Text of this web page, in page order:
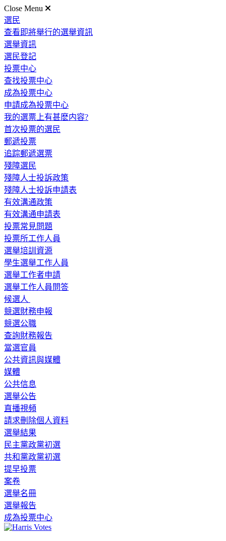
Close Menu
選民
查看即將舉行的選舉資訊
選舉資訊
選民登記
投票中心
查找投票中心
成為投票中心
申請成為投票中心
我的選票上有甚麽内容?
首次投票的選民
郵遞投票
追踪郵遞選票
殘障選民
殘障人士投訴政策
殘障人士投訴申請表
有效溝通政策
有效溝通申請表
投票常見問題
投票所工作人員
選舉培訓資源
學生選舉工作人員
選舉工作者申請
選舉工作人員問答
候選人
競選財務申報
競選公職
查詢財務報告
當選官員
公共資訊與媒體
媒體
公共信息
選舉公告
直播視頻
請求刪除個人資料
選舉結果
民主黨政黨初選
共和黨政黨初選
提早投票
案卷
選舉名冊
選舉報告
成為投票中心